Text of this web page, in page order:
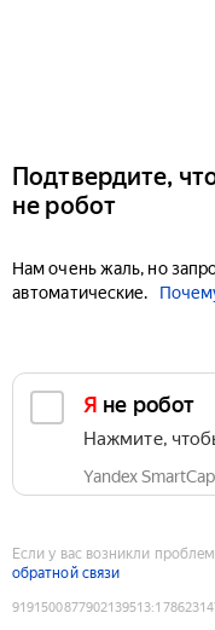
Подтвердите,
не робот
Нам очень жаль, но
автоматические.
Я не робот
Нажмите,
Yandex
Если у вас возникли
обратной связи
9191500877902139513: